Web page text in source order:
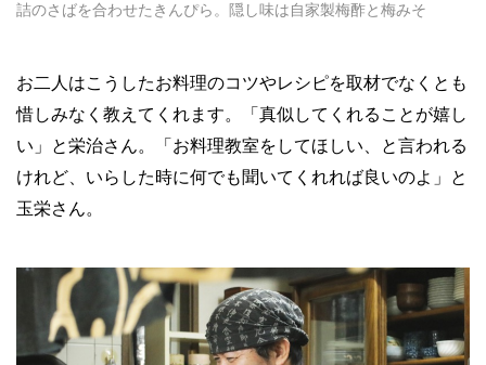
詰のさばを合わせたきんぴら。隠し味は自家製梅酢と梅みそ
お二人はこうしたお料理のコツやレシピを取材でなくとも
惜しみなく教えてくれます。「真似してくれることが嬉し
い」と栄治さん。「お料理教室をしてほしい、と言われる
けれど、いらした時に何でも聞いてくれれば良いのよ」と
玉栄さん。